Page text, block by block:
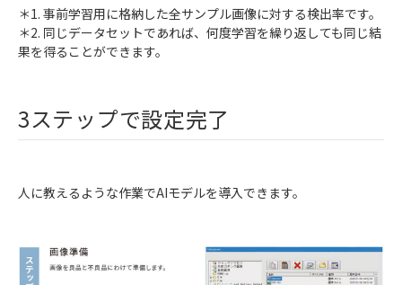
＊1. 事前学習用に格納した全サンプル画像に対する検出率です。
＊2. 同じデータセットであれば、何度学習を繰り返しても同じ結
果を得ることができます。
3ステップで設定完了
人に教えるような作業でAIモデルを導入できます。